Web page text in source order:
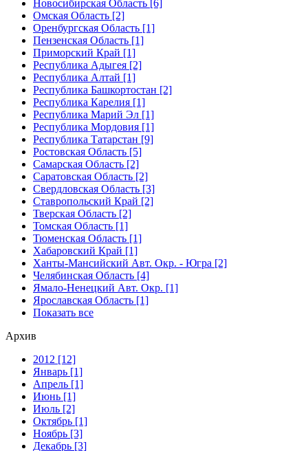
Новосибирская Область [6]
Омская Область [2]
Оренбургская Область [1]
Пензенская Область [1]
Приморский Край [1]
Республика Адыгея [2]
Республика Алтай [1]
Республика Башкортостан [2]
Республика Карелия [1]
Республика Марий Эл [1]
Республика Мордовия [1]
Республика Татарстан [9]
Ростовская Область [5]
Самарская Область [2]
Саратовская Область [2]
Свердловская Область [3]
Ставропольский Край [2]
Тверская Область [2]
Томская Область [1]
Тюменская Область [1]
Хабаровский Край [1]
Ханты-Мансийский Авт. Окр. - Югра [2]
Челябинская Область [4]
Ямало-Ненецкий Авт. Окр. [1]
Ярославская Область [1]
Показать все
Архив
2012 [12]
Январь [1]
Апрель [1]
Июнь [1]
Июль [2]
Октябрь [1]
Ноябрь [3]
Декабрь [3]